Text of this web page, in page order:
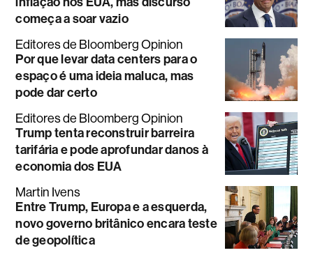
começa a soar vazio
Editores de Bloomberg Opinion
Por que levar data centers para o
espaço é uma ideia maluca, mas
pode dar certo
Editores de Bloomberg Opinion
Trump tenta reconstruir barreira
tarifária e pode aprofundar danos à
economia dos EUA
Martin Ivens
Entre Trump, Europa e a esquerda,
novo governo britânico encara teste
de geopolítica